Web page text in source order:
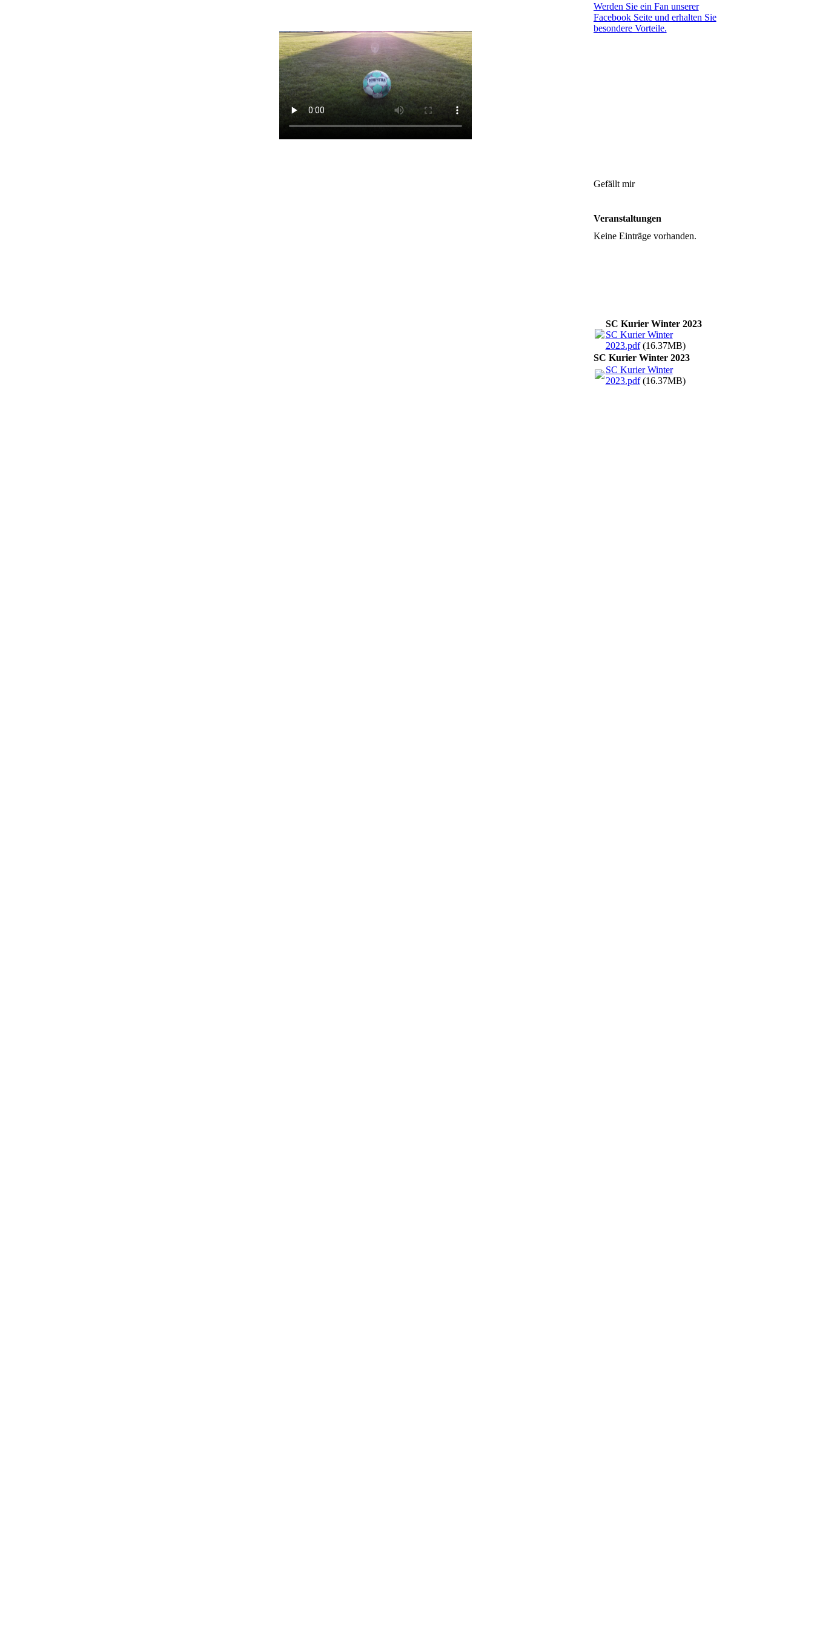
Werden Sie ein Fan unserer
Facebook Seite und erhalten Sie
besondere Vorteile.
Gefällt mir
Veranstaltungen
Keine Einträge vorhanden.
SC Kurier Winter 2023
SC Kurier Winter
2023.pdf(16.37MB)
SC Kurier Winter 2023
SC Kurier Winter
2023.pdf(16.37MB)